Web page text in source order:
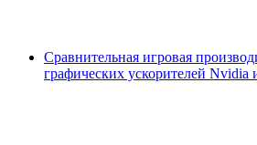
Сравнительная игровая
графических ускорителей Nvidia